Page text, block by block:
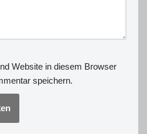
Website in diesem Browser
speichern.